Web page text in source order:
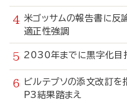
米ゴッサムの報告書に
適正性強調
2030年までに黒字化目
ビルテプソの添文改訂
P3結果踏まえ